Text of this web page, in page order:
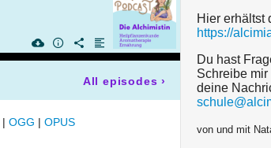
All episodes ›
| OGG | OPUS
Hier erhältst
https://
Du hast
Schreibe
deine
von und mit